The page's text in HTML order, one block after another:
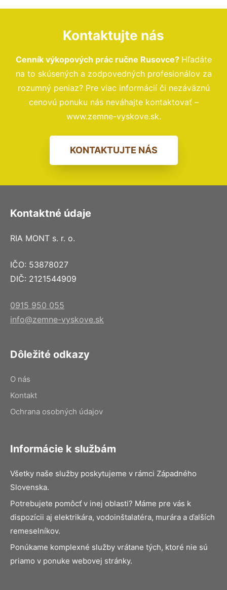
Kontaktujte nás
Cenník výkopových prác ručne Rusovce? Hľadáte
na to skúsených a zodpovedných profesionálov za
rozumný peniaz? Pre viac informácií či nezáväznú
cenovú ponuku nás neváhajte kontaktovať –
www.zemne-vyskove.sk.
KONTAKTUJTE NÁS
Kontaktné údaje
RIA MONT s. r. o.
IČO: 53878027
DIČ: 2121544909
0915 950 055
info@zemne-vyskove.sk
Dôležité odkazy
O nás
Kontakt
Ochrana osobných údajov
Informácie k službám
Všetky naše služby poskytujeme v rámci Západného
Slovenska.
Potrebujete pomôcť v inej oblasti? Máme pre vás k
dispozícii aj elektrikára, vodoinštalatéra, murára a ďalších
remeselníkov.
Ponúkame komplexné služby vrátane tých, ktoré nie sú
priamo v ponuke webovej stránky.